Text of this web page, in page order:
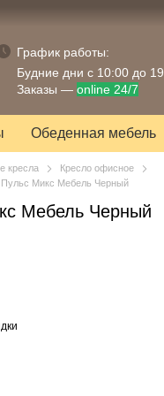
График работы:
Будние дни с 10:00 до
Заказы — online 24/7
Обеденная мебель
кресла
Кресло офисное
Микс Мебель Черный
Мебель Черный